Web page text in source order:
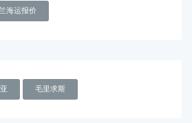
海运报价
毛里求斯